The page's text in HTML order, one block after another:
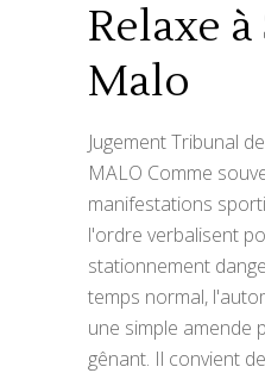
Relaxe
Malo
Jugement Tribunal
MALO Comme
manifestations
l'ordre verbalisent
stationnement
temps normal,
une simple amende
gênant. Il convient